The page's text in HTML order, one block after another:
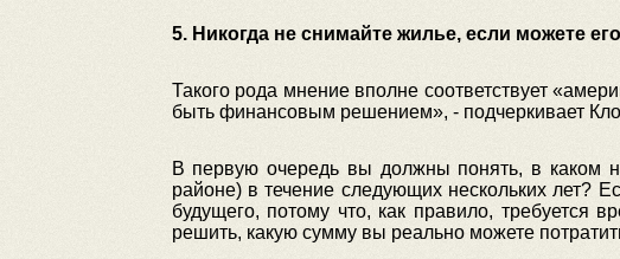
5. Никогда не снимайте жилье, если можете
Такого рода мнение вполне соответствует
быть финансовым решением», - подчеркивает
В первую очередь вы должны понять, в каком
районе) в течение следующих нескольких лет?
будущего, потому что, как правило, требуется
решить, какую сумму вы реально можете